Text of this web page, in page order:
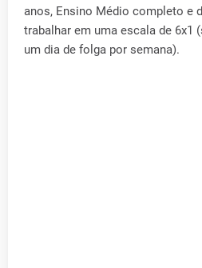
anos, Ensino Médio completo e
trabalhar em uma escala de 6x1
um dia de folga por semana).